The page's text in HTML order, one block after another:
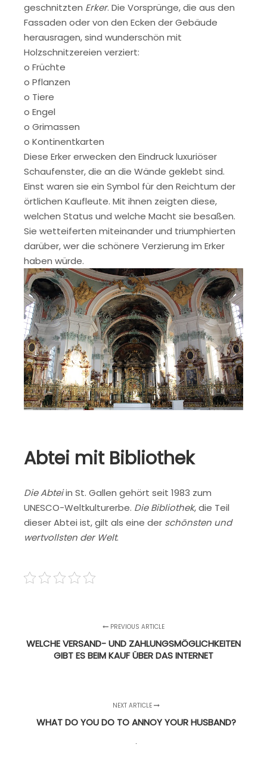
geschnitzten Erker. Die Vorsprünge, die aus den
Fassaden oder von den Ecken der Gebäude
herausragen, sind wunderschön mit
Holzschnitzereien verziert:
o Früchte
o Pflanzen
o Tiere
o Engel
o Grimassen
o Kontinentkarten
Diese Erker erwecken den Eindruck luxuriöser
Schaufenster, die an die Wände geklebt sind.
Einst waren sie ein Symbol für den Reichtum der
örtlichen Kaufleute. Mit ihnen zeigten diese,
welchen Status und welche Macht sie besaßen.
Sie wetteiferten miteinander und triumphierten
darüber, wer die schönere Verzierung im Erker
haben würde.
Abtei mit Bibliothek
Die Abteiin St. Gallen gehört seit 1983 zum
UNESCO-Weltkulturerbe. Die Bibliothek, die Teil
dieser Abtei ist, gilt als eine der schönsten und
wertvollsten der Welt.
PREVIOUS ARTICLE
WELCHE VERSAND- UND ZAHLUNGSMÖGLICHKEITEN
GIBT ES BEIM KAUF ÜBER DAS INTERNET
NEXT ARTICLE
WHAT DO YOU DO TO ANNOY YOUR HUSBAND?